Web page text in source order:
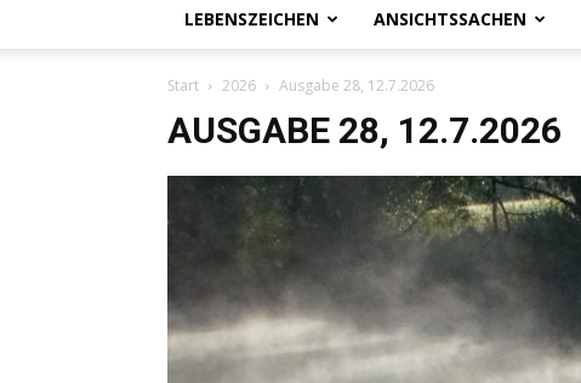
LEBENSZEICHEN ANSICHTSSACHEN
Start 2026 Ausgabe 28, 12.7.2026
AUSGABE 28, 12.7.2026